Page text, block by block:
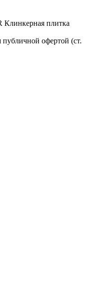
плитка
офертой (ст.